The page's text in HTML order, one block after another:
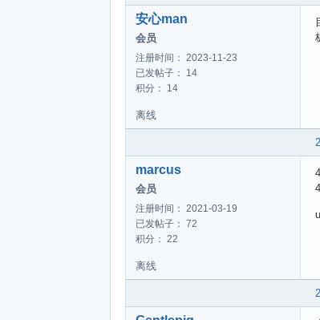
安心man
会员
注册时间： 2023-11-23
已发帖子： 14
积分： 14
离线
marcus
会员
注册时间： 2021-03-19
已发帖子： 72
积分： 22
离线